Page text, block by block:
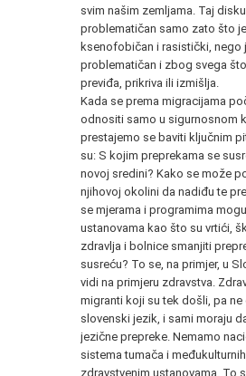
svim našim zemljama. Taj
problematičan samo zato što
ksenofobičan i rasistički, nego
problematičan i zbog svega
previđa, prikriva ili izmišlja.
Kada se prema migracijama
odnositi samo u sigurnosnom
prestajemo se baviti ključnim
su: S kojim preprekama se
novoj sredini? Kako se može
njihovoj okolini da nadiđu te
se mjerama i programima
ustanovama kao što su vrtići,
zdravlja i bolnice smanjiti
susreću? To se, na primjer, u
vidi na primjeru zdravstva.
migranti koji su tek došli, pa ne
slovenski jezik, i sami moraju
jezične prepreke. Nemamo
sistema tumača i
zdravstvenim ustanovama. To